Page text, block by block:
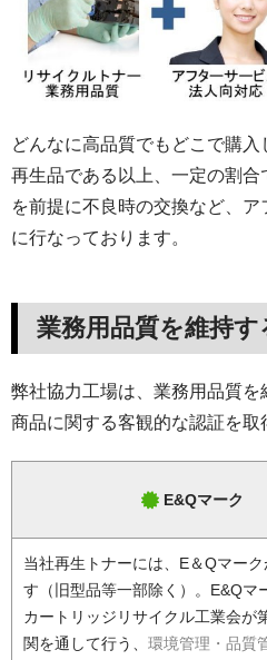
どんなに高品質でもどこで購
再生品である以上、一定の割
を前提に不良時の交換など、
に行なっております。
業務用品質を維持
弊社協力工場は、業務用品質
商品に関する客観的な認証を取
E&Qマーク
当社再生トナーには、E＆Qマーク
す（旧型品等一部除く）。E&Qマ
カートリッジリサイクル工業会が
関を通して行う、 環境管理・品質